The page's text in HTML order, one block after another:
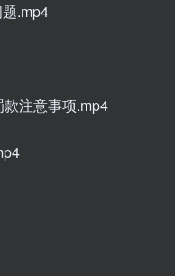
.mp4
注意事项.mp4